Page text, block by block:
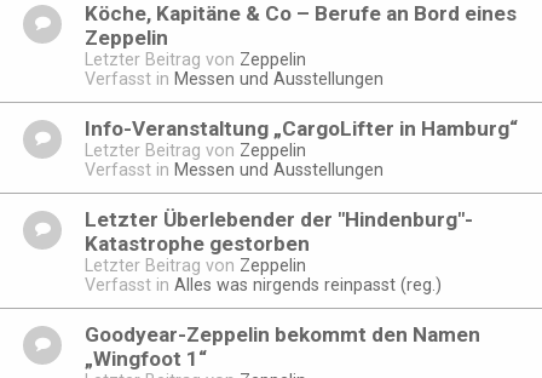
Köche, Kapitäne & Co – Berufe an Bord eines
Zeppelin
Letzter Beitrag von Zeppelin
Verfasst in Messen und Ausstellungen
Info-Veranstaltung „CargoLifter in Hamburg“
Letzter Beitrag von Zeppelin
Verfasst in Messen und Ausstellungen
Letzter Überlebender der "Hindenburg"-
Katastrophe gestorben
Letzter Beitrag von Zeppelin
Verfasst in Alles was nirgends reinpasst (reg.)
Goodyear-Zeppelin bekommt den Namen
„Wingfoot 1“